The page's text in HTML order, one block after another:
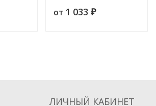
от 1 033 ₽
ЛИЧНЫЙ КАБИНЕТ